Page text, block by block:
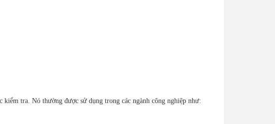
tra. Nó thường được sử dụng trong các ngành công nghiệp như: